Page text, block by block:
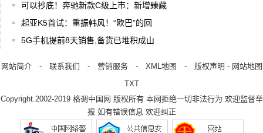
可以抄底！奔驰新款C级上市：新增臻藏
起亚K5首试：重振韩风！“欧巴”的回
5G手机提前8天销售,备货已堆积成山
网站简介- 联系我们 - 营销服务- XML地图 - 版权声明 - 网站地图
TXT
Copyright.2002-2019 格调中国网 版权所有 本网拒绝一切非法行为 欢迎监督举
报 如有错误信息 欢迎纠正